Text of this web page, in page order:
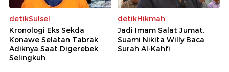
detikSulsel
Kronologi Eks Sekda
Konawe Selatan Tabrak
Adiknya Saat Digerebek
Selingkuh
detikHikmah
Jadi Imam Salat Jumat,
Suami Nikita Willy Baca
Surah Al-Kahfi